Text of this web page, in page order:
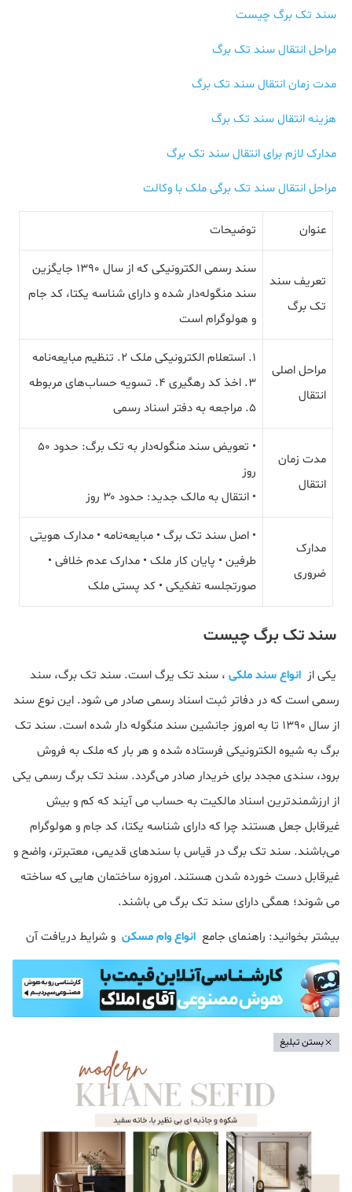
سند تک برگ چیست
مراحل انتقال سند تک برگ
مدت زمان انتقال سند تک برگ
هزینه انتقال سند تک برگ
مدارک لازم برای انتقال سند تک برگ
مراحل انتقال سند تک برگی ملک با وکالت
عنوان توضیحات
تعریف سند
تک برگ
سند رسمی الکترونیکی که از سال ۱۳۹۰ جایگزین
سند منگوله‌دار شده و دارای شناسه یکتا، کد جام
و هولوگرام است
مراحل اصلی
انتقال
۱. استعلام الکترونیکی ملک ۲. تنظیم مبایعه‌نامه
۳. اخذ کد رهگیری ۴. تسویه حساب‌های مربوطه
۵. مراجعه به دفتر اسناد رسمی
مدت زمان
انتقال
• تعویض سند منگوله‌دار به تک برگ: حدود ۵۰
روز
• انتقال به مالک جدید: حدود ۳۰ روز
مدارک
ضروری
• اصل سند تک برگ • مبایعه‌نامه • مدارک هویتی
طرفین • پایان کار ملک • مدارک عدم خلافی •
صورتجلسه تفکیکی • کد پستی ملک
سند تک برگ چیست
یکی از انواع سند ملکی ، سند تک یرگ است. سند تک برگ، سند
رسمی است که در دفاتر ثبت اسناد رسمی صادر می شود. این نوع سند
از سال 1390 تا به امروز جانشین سند منگوله دار شده‌ است. سند تک
برگ به شیوه الکترونیکی فرستاده شده و هر بار که ملک به فروش
برود، سندی مجدد برای خریدار صادر می‌گردد. سند تک برگ رسمی یکی
از ارزشمندترین اسناد مالکیت به حساب می آیند که کم و بیش
غیرقابل جعل هستند چرا که دارای شناسه یکتا، کد جام و هولوگرام
می‌باشند. سند تک برگ در قیاس با سندهای قدیمی، معتبرتر، واضح و
غیرقابل دست خورده شدن هستند. امروزه ساختمان‌ هایی که ساخته
می شوند؛ همگی دارای سند تک برگ می باشند.
بیشتر بخوانید: راهنمای جامع انواع وام مسکن و شرایط دریافت آن
بستن تبلیغ